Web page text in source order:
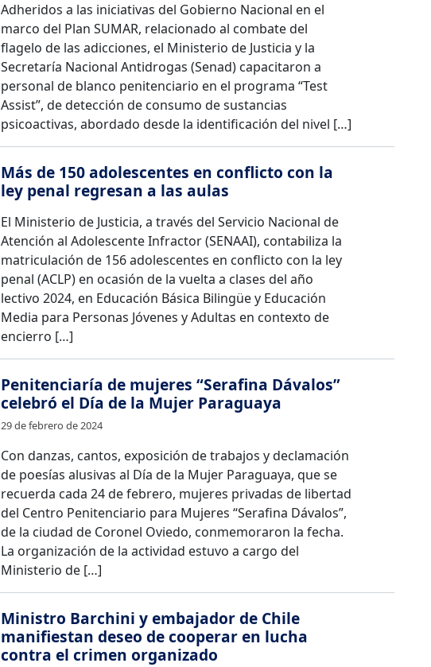
Adheridos a las iniciativas del Gobierno Nacional en el
marco del Plan SUMAR, relacionado al combate del
flagelo de las adicciones, el Ministerio de Justicia y la
Secretaría Nacional Antidrogas (Senad) capacitaron a
personal de blanco penitenciario en el programa “Test
Assist”, de detección de consumo de sustancias
psicoactivas, abordado desde la identificación del nivel […]
Más de 150 adolescentes en conflicto con la
ley penal regresan a las aulas
El Ministerio de Justicia, a través del Servicio Nacional de
Atención al Adolescente Infractor (SENAAI), contabiliza la
matriculación de 156 adolescentes en conflicto con la ley
penal (ACLP) en ocasión de la vuelta a clases del año
lectivo 2024, en Educación Básica Bilingüe y Educación
Media para Personas Jóvenes y Adultas en contexto de
encierro […]
Penitenciaría de mujeres “Serafina Dávalos”
celebró el Día de la Mujer Paraguaya
29 de febrero de 2024
Con danzas, cantos, exposición de trabajos y declamación
de poesías alusivas al Día de la Mujer Paraguaya, que se
recuerda cada 24 de febrero, mujeres privadas de libertad
del Centro Penitenciario para Mujeres “Serafina Dávalos”,
de la ciudad de Coronel Oviedo, conmemoraron la fecha.
La organización de la actividad estuvo a cargo del
Ministerio de […]
Ministro Barchini y embajador de Chile
manifiestan deseo de cooperar en lucha
contra el crimen organizado